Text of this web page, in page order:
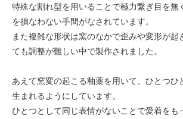
特殊な割れ型を用いることで極力繋ぎ目を無
を損なわない手間がなされています。
また複雑な形状は窯のなかで歪みや変形が起
ても調整が難しい中で製作されました。
あえて窯変の起こる釉薬を用いて、ひとつひ
生まれるようにしています。
ひとつとして同じ表情がないことで愛着をも